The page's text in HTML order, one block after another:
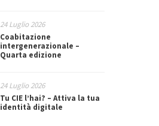
24 Luglio 2026
Coabitazione
intergenerazionale –
Quarta edizione
24 Luglio 2026
Tu CIE l’hai? – Attiva la tua
identità digitale